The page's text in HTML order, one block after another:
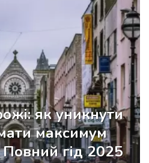
як уникнути
максимум
гід 2025